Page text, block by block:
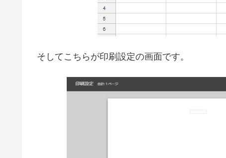
そしてこちらが印刷設定の画面です。